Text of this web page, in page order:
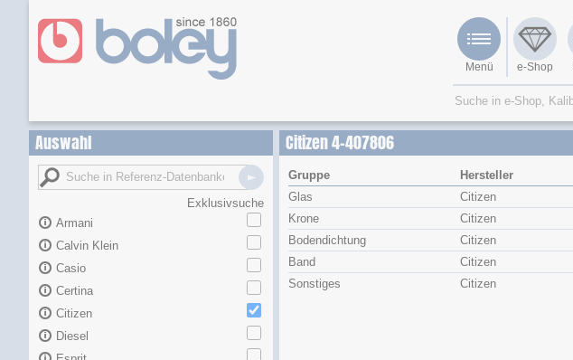
Menü e-Shop
Auswahl
Exklusivsuche
Armani
Calvin Klein
Casio
Certina
Citizen
Diesel
Citizen 4-407806
Gruppe Hersteller
Glas
Citizen
Krone
Citizen
Bodendichtung
Citizen
Band
Citizen
Sonstiges
Citizen